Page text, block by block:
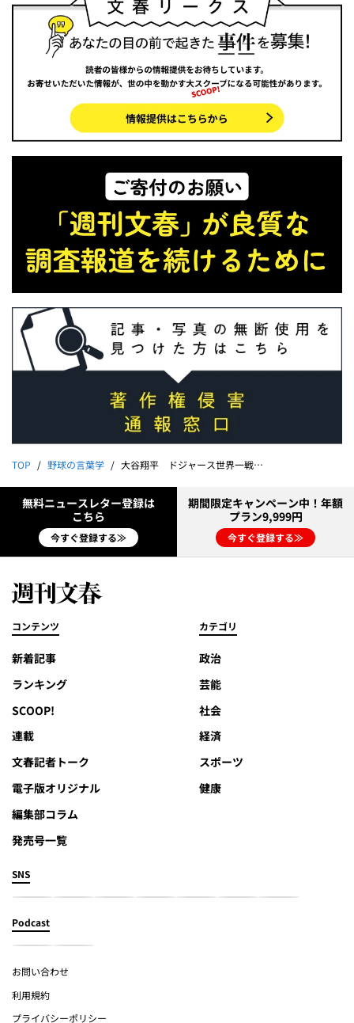
TOP 野球の言葉学 大谷翔平 ドジャース世界一戦略「大谷はダース・ベイダー？」「二刀流はあと5年か、6年か」｜鷲田康
無料ニュースレター登録は
こちら
今すぐ登録する≫
期間限定キャンペーン中！年額
プラン9,999円
今すぐ登録する≫
コンテンツ
新着記事
ランキング
SCOOP!
連載
文春記者トーク
電子版オリジナル
編集部コラム
発売号一覧
カテゴリ
政治
芸能
社会
経済
スポーツ
健康
SNS
Podcast
お問い合わせ
利用規約
プライバシーポリシー